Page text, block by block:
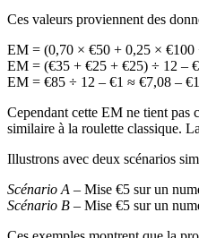
Ces valeurs proviennent des
EM = (0,70 × €50 + 0,25 × €100
EM = (€35 + €25 + €25) ÷ 12 –
EM = €85 ÷ 12 – €1 ≈ €7,08 –
Cependant cette EM ne tient pas
similaire à la roulette classique.
Illustrons avec deux scénarios
Scénario A – Mise €5 sur un
Scénario B – Mise €5 sur un